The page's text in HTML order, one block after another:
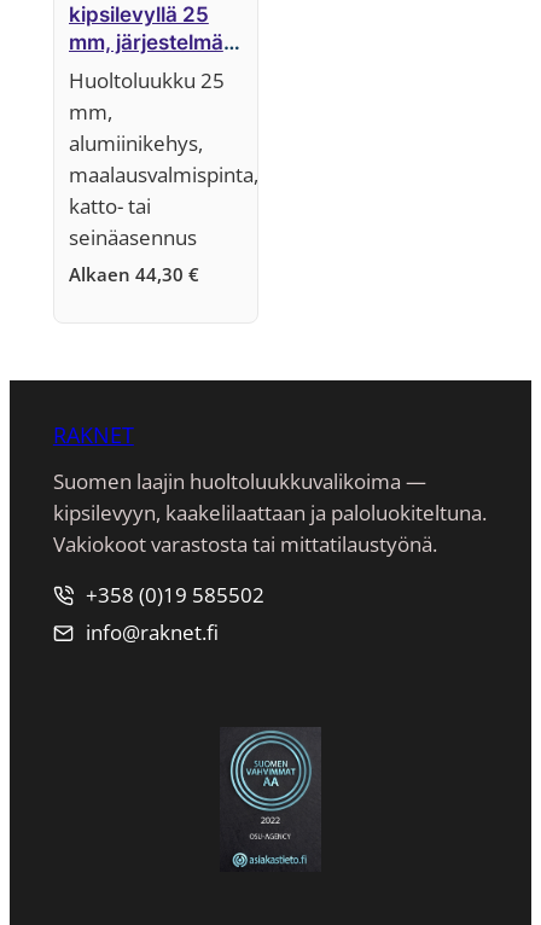
kipsilevyllä 25
mm, järjestelmä
F1 (kiinteä
Huoltoluukku 25
mm,
alumiinikehys,
maalausvalmispinta,
katto- tai
seinäasennus
Alkaen 44,30 €
RAKNET
Suomen laajin huoltoluukkuvalikoima —
kipsilevyyn, kaakeli­laattaan ja paloluokiteltuna.
Vakiokoot varastosta tai mittatilaustyönä.
+358 (0)19 585502
info@raknet.fi